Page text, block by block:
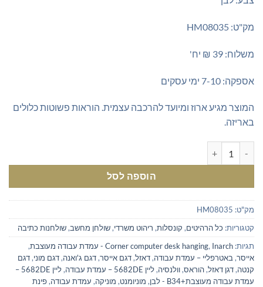
מק"ט: HM08035
משלוח: 39 ₪ יח'
אספקה: 7-10 ימי עסקים
המוצר מגיע ארוז ומיועד להרכבה עצמית. הוראות פשוטות כלולים
באריזה.
הוספה לסל
מק"ט: HM08035
קטגוריות: כל הרהיטים, קונסלות, ריהוט משרדי,שולחן מחשב,שולחנות כתיבה
תגיות:
Corner computer desk hanging, Inarch - עמדת עבודה מעוצבת
,
אייסר, באטרפליי – עמדת עבודה,דאזל,דגם אייסר,דגם ג'ואנה,דגם מוני,דגם
קנטה,דגן דאזל,הוראס,וולנסיה,ליין 5682DE – עמדת עבודה ,
ליין 5682DE –
עמדת עבודה מעוצבת+B34 - לבן
, מוניומנט, מוניקה, עמדת עבודה,פינת